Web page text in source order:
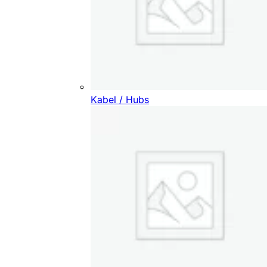
Kabel / Hubs